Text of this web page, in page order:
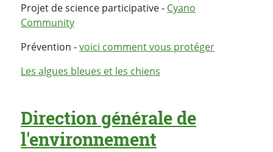
Projet de science participative - Cyano
Community
Prévention -voici comment vous protéger
Les algues bleues et les chiens
Direction générale de
l'environnement